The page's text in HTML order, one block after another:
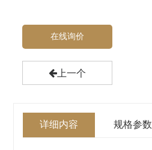
在线询价
上一个
详细内容 规格参数